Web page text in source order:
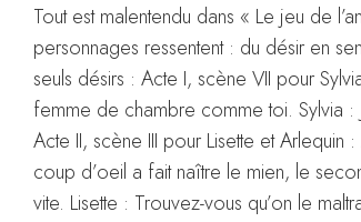
Tout est malentendu dans « Le jeu de
personnages ressentent : du désir en
seuls désirs : Acte I, scène VII pour
femme de chambre comme toi. Sylvia :
Acte II, scène III pour Lisette et
coup d’oeil a fait naître le mien, le
vite. Lisette : Trouvez-vous qu’on le